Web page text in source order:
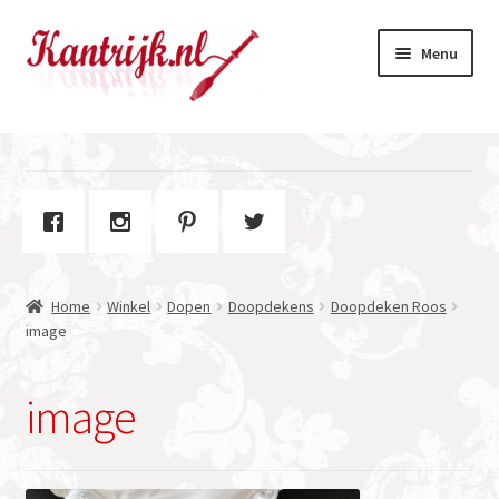
Ga
door
Ga
naar
Menu
Contact
Home Winkel Dopen Doopdekens
Doopdeken Roos
image
image